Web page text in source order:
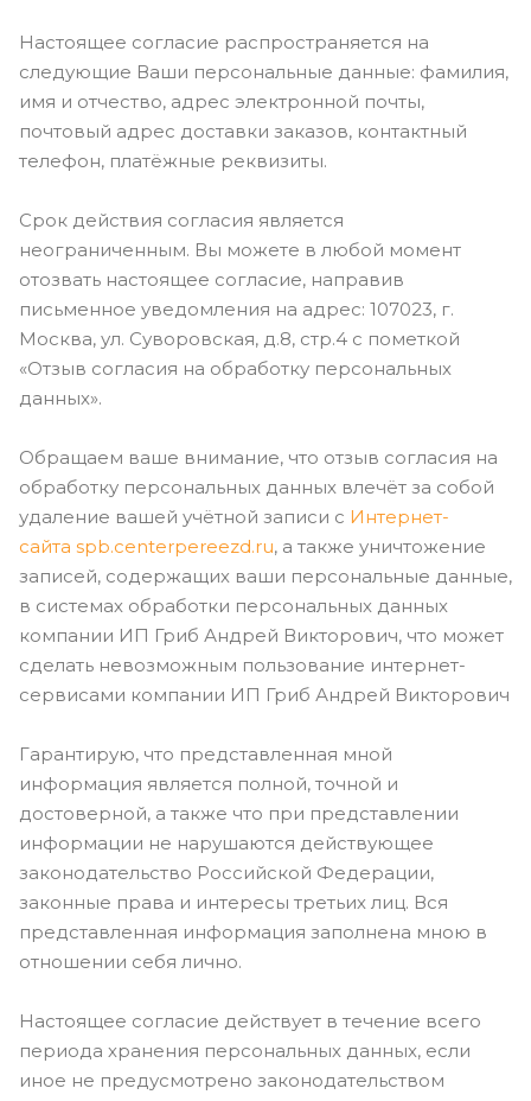
Настоящее согласие распространяется на
следующие Ваши персональные данные: фамилия,
имя и отчество, адрес электронной почты,
почтовый адрес доставки заказов, контактный
телефон, платёжные реквизиты.
Срок действия согласия является
неограниченным. Вы можете в любой момент
отозвать настоящее согласие, направив
письменное уведомления на адрес: 107023, г.
Москва, ул. Суворовская, д.8, стр.4 с пометкой
«Отзыв согласия на обработку персональных
данных».
Обращаем ваше внимание, что отзыв согласия на
обработку персональных данных влечёт за собой
удаление вашей учётной записи с Интернет-
сайта spb.centerpereezd.ru, а также уничтожение
записей, содержащих ваши персональные данные,
в системах обработки персональных данных
компании ИП Гриб Андрей Викторович, что может
сделать невозможным пользование интернет-
сервисами компании ИП Гриб Андрей Викторович
Гарантирую, что представленная мной
информация является полной, точной и
достоверной, а также что при представлении
информации не нарушаются действующее
законодательство Российской Федерации,
законные права и интересы третьих лиц. Вся
представленная информация заполнена мною в
отношении себя лично.
Настоящее согласие действует в течение всего
периода хранения персональных данных, если
иное не предусмотрено законодательством